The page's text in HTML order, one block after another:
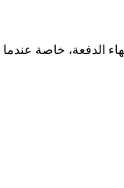
الدفعة، خاصة